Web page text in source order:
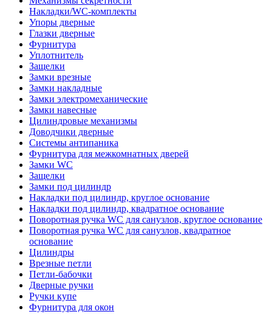
Накладки/WC-комплекты
Упоры дверные
Глазки дверные
Фурнитура
Уплотнитель
Защелки
Замки врезные
Замки накладные
Замки электромеханические
Замки навесные
Цилиндровые механизмы
Доводчики дверные
Системы антипаника
Фурнитура для межкомнатных дверей
Замки WC
Защелки
Замки под цилиндр
Накладки под цилиндр, круглое основание
Накладки под цилиндр, квадратное основание
Поворотная ручка WC для санузлов, круглое основание
Поворотная ручка WC для санузлов, квадратное
основание
Цилиндры
Врезные петли
Петли-бабочки
Дверные ручки
Ручки купе
Фурнитура для окон